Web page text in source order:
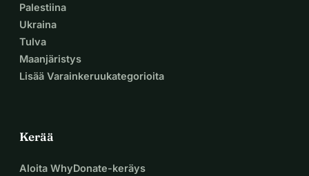
Palestiina
Ukraina
Tulva
Maanjäristys
Lisää Varainkeruukategorioita
Kerää
Aloita WhyDonate-keräys